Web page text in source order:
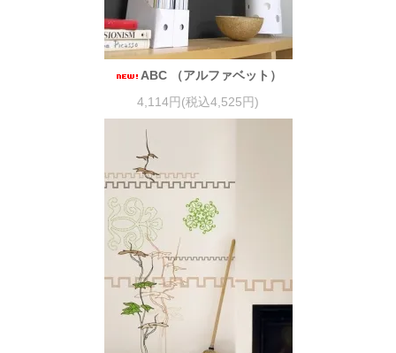
ABC （アルファベット）
4,114円(税込4,525円)